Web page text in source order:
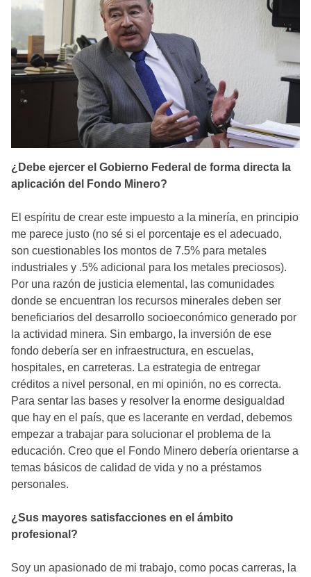
¿Debe ejercer el Gobierno Federal de forma directa la
aplicación del Fondo Minero?
El espíritu de crear este impuesto a la minería, en principio
me parece justo (no sé si el porcentaje es el adecuado,
son cuestionables los montos de 7.5% para metales
industriales y .5% adicional para los metales preciosos).
Por una razón de justicia elemental, las comunidades
donde se encuentran los recursos minerales deben ser
beneficiarios del desarrollo socioeconómico generado por
la actividad minera. Sin embargo, la inversión de ese
fondo debería ser en infraestructura, en escuelas,
hospitales, en carreteras. La estrategia de entregar
créditos a nivel personal, en mi opinión, no es correcta.
Para sentar las bases y resolver la enorme desigualdad
que hay en el país, que es lacerante en verdad, debemos
empezar a trabajar para solucionar el problema de la
educación. Creo que el Fondo Minero debería orientarse a
temas básicos de calidad de vida y no a préstamos
personales.
¿Sus mayores satisfacciones en el ámbito
profesional?
Soy un apasionado de mi trabajo, como pocas carreras, la